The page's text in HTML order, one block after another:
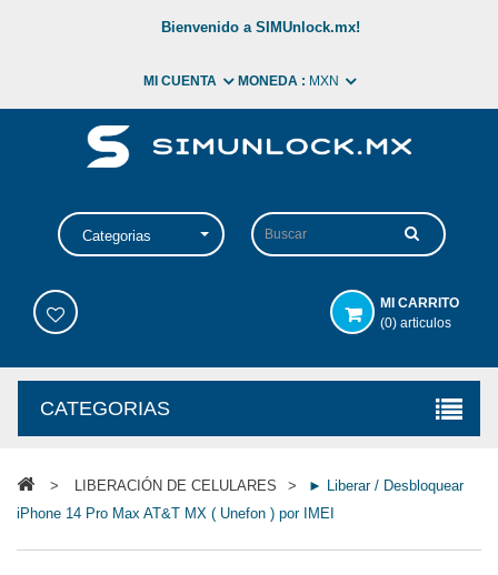
Bienvenido a SIMUnlock.mx!
MI CUENTA MONEDA : MXN
Categorias
MI CARRITO
(0) articulos
CATEGORIAS
> LIBERACIÓN DE CELULARES >
► Liberar / Desbloquear
iPhone 14 Pro Max AT&T MX ( Unefon ) por IMEI